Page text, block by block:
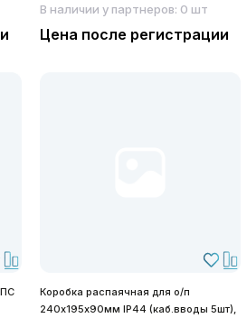
В наличии у партнеров: 0 шт
Цена после регистрации
ПС
Коробка распаячная для о/п
240х195х90мм IP44 (каб.вводы 5шт),